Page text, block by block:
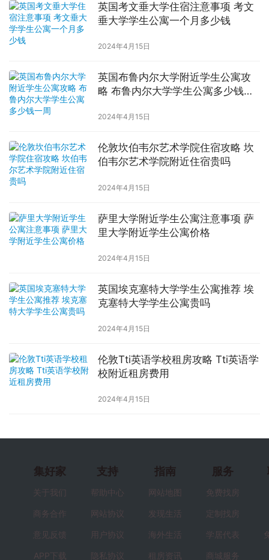
英国考文垂大学住宿注意事项 考文
垂大学学生公寓一个月多少钱
2024年4月15日
英国布鲁内尔大学附近学生公寓攻
略 布鲁内尔大学学生公寓多少钱一
2024年4月15日
伦敦坎伯韦尔艺术学院住宿攻略 坎
伯韦尔艺术学院附近住宿贵吗
2024年4月15日
萨里大学附近学生公寓注意事项 萨
里大学附近学生公寓价格
2024年4月15日
英国埃克塞特大学学生公寓推荐 埃
克塞特大学学生公寓贵吗
2024年4月15日
伦敦Tti英语学校租房攻略 Tti英语学
校附近租房费用
2024年4月15日
集好家
关于我们
商务合作
意见反馈
APP下载
支持
帮助中心
网站协议
用户协议
隐私协议
指南
网站地图
发现生活
海外生活
租房资讯
服务
免费找房
定制找房
学居代表
商城服务